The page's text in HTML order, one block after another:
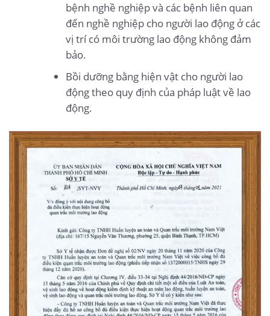
bệnh nghề nghiệp và các bệnh liên quan
đến nghề nghiệp cho người lao động ở các
vị trí có môi trường lao động không đảm
bảo.
Bồi dưỡng bằng hiện vật cho người lao
động theo quy định của pháp luật về lao
động.